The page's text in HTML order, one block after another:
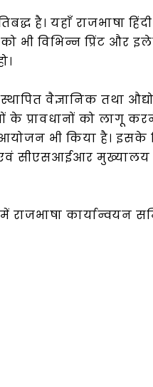
है। यहाँ राजभाषा
भी विभिन्न प्रिंट और
स्थापित वैज्ञानिक तथा
के प्रावधानों को लागू
आयोजन भी किया है।
एवं सीएसआईआर मुख्यालय
राजभाषा कार्यान्वयन